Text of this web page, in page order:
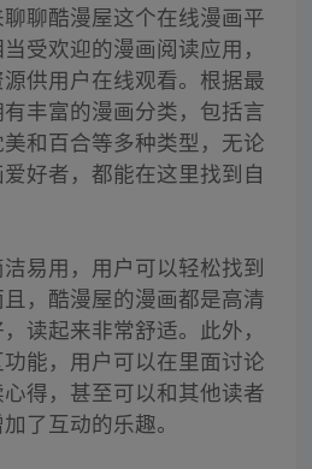
聊酷漫屋这个在线漫画平
受欢迎的漫画阅读应用，
供用户在线观看。根据最
丰富的漫画分类，包括言
和百合等多种类型，无论
好者，都能在这里找到自
易用，用户可以轻松找到
，酷漫屋的漫画都是高清
读起来非常舒适。此外，
能，用户可以在里面讨论
得，甚至可以和其他读者
了互动的乐趣。